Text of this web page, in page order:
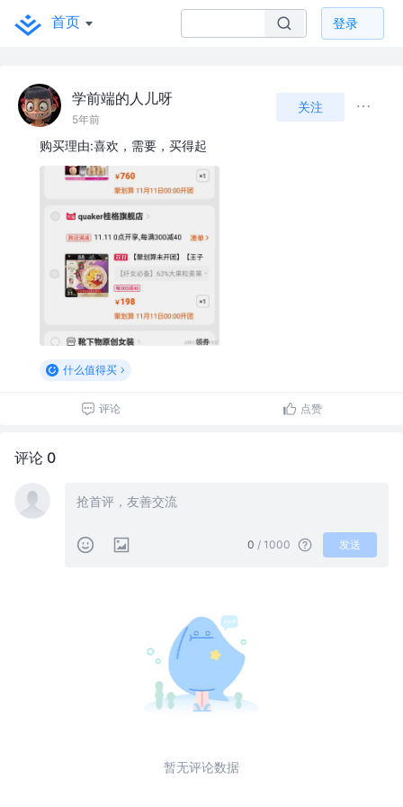
首页 登录
学前端的人儿呀
5年前
关注
购买理由:喜欢，需要，买得起
什么值得买
评论 点赞
评论 0
0 / 1000 发送
暂无评论数据